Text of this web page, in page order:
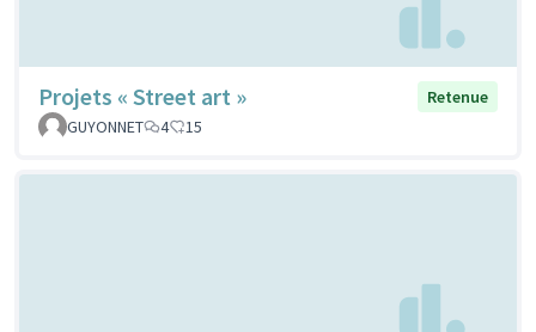
Projets « Street art »
Retenue
GUYONNET
4 15